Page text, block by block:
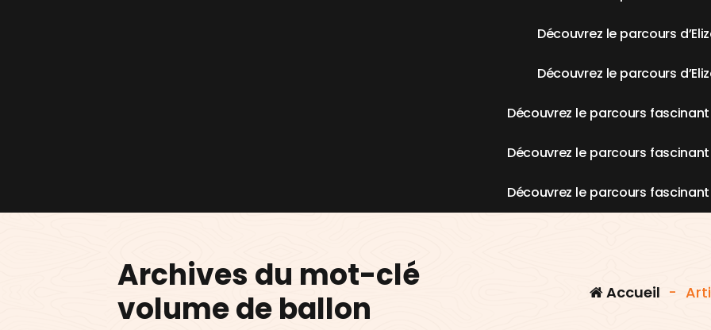
Découvrez le parcours d’Eliz
Découvrez le parcours d’Eliz
Découvrez le parcours fascinant
Découvrez le parcours fascinant
Découvrez le parcours fascinant
Archives du mot-clé
volume de ballon
Accueil -